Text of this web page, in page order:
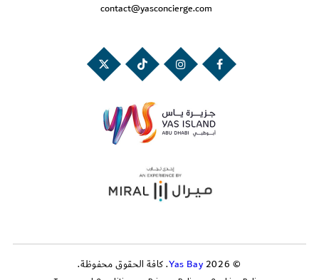
contact@yasconcierge.com
©
Yas Bay2026. كافة الحقوق محفوظة.